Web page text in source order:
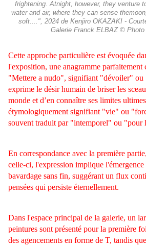
frightening. Atnight, however, they venture
water and air, where they can sense
soft....", 2024 de Kenjiro OKAZAKI -
Galerie Franck ELBAZ ©
Cette approche particulière est évoquée
l'exposition, une anagramme parfaitement
"Mettere a nudo", signifiant "dévoiler" ou
exprime le désir humain de briser les
monde et d’en connaître ses limites
étymologiquement signifiant "vie" ou
souvent traduit par "intemporel" ou "pour
En correspondance avec la première
celle-ci, l'expression implique l'émergence
bavardage sans fin, suggérant un flux
pensées qui persiste éternellement.
Dans l'espace principal de la galerie, un
peintures sont présenté pour la première
des agencements en forme de T, tandis